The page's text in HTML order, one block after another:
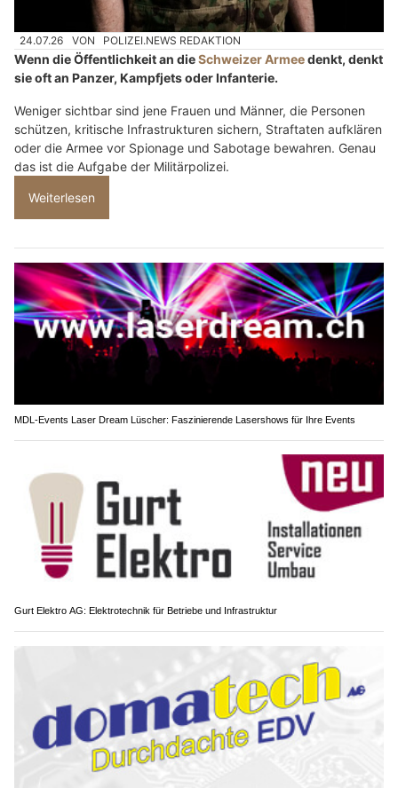
24.07.26 VON POLIZEI.NEWS REDAKTION
Wenn die Öffentlichkeit an dieSchweizer Armeedenkt, denkt
sie oft an Panzer, Kampfjets oder Infanterie.
Weniger sichtbar sind jene Frauen und Männer, die Personen
schützen, kritische Infrastrukturen sichern, Straftaten aufklären
oder die Armee vor Spionage und Sabotage bewahren. Genau
das ist die Aufgabe der Militärpolizei.
Weiterlesen
MDL-Events Laser Dream Lüscher: Faszinierende Lasershows für Ihre Events
Gurt Elektro AG: Elektrotechnik für Betriebe und Infrastruktur